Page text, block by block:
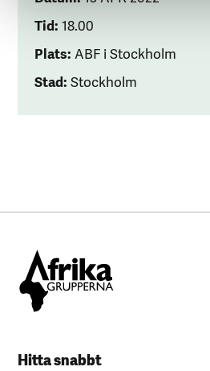
Tid: 18.00
Plats: ABF i Stockholm
Stad: Stockholm
Hitta snabbt